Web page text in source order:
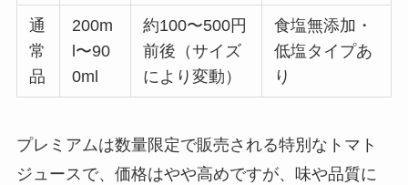
通
常
品
200m
l〜90
0ml
約100〜500円
前後（サイズ
により変動）
食塩無添加・
低塩タイプあ
り
プレミアムは数量限定で販売される特別なトマト
ジュースで、価格はやや高めですが、味や品質に